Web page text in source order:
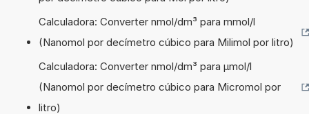
Calculadora: Converter nmol/dm³ para mmol/l
(Nanomol por decímetro cúbico para Milimol por litro)
Calculadora: Converter nmol/dm³ para µmol/l
(Nanomol por decímetro cúbico para Micromol por
litro)